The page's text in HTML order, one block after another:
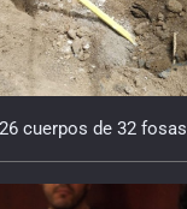
cuerpos de 32 fosas